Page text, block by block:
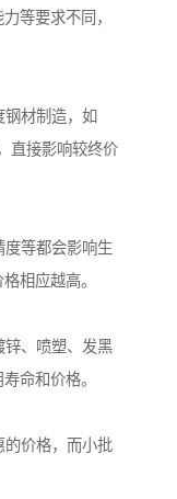
等要求不同，
钢材制造，如
直接影响较终价
等都会影响生
相应越高。
锌、喷塑、发黑
命和价格。
的价格，而小批